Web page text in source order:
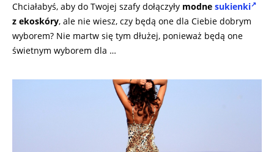
Chciałabyś, aby do Twojej szafy dołączyły modne sukienki
z ekoskóry, ale nie wiesz, czy będą one dla Ciebie dobrym
wyborem? Nie martw się tym dłużej, ponieważ będą one
świetnym wyborem dla …